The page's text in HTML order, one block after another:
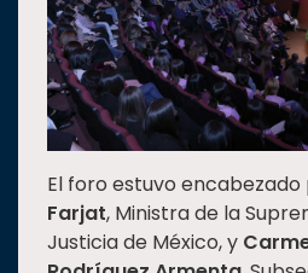
Internacionalización
Responsabilidad
social
Vinculación
Universiada
Nacional
El foro estuvo encabezado
Farjat, Ministra de la
Justicia de México, y